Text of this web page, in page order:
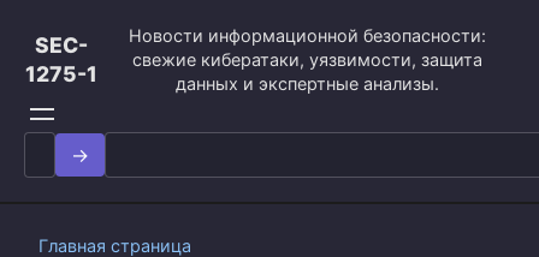
контенту
SEC-
1275-1
Новости информационной безопасности:
свежие кибератаки, уязвимости, защита
данных и экспертные анализы.
Search
for:
Главная страница